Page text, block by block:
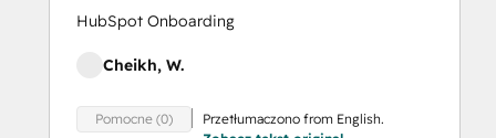
HubSpot Onboarding
Cheikh, W.
Pomocne (0)
Przetłumaczono from English.